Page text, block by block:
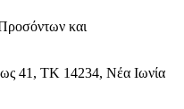
και
41, ΤΚ 14234, Νέα Ιωνία